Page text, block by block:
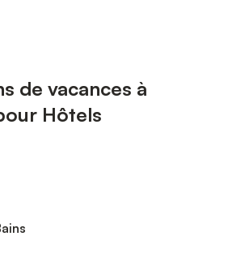
de vacances à
Hôtels